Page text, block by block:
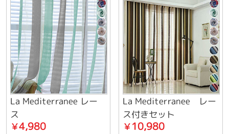
La Mediterranee レー
ス
￥4,980
La Mediterranee レー
ス付きセット
￥10,980